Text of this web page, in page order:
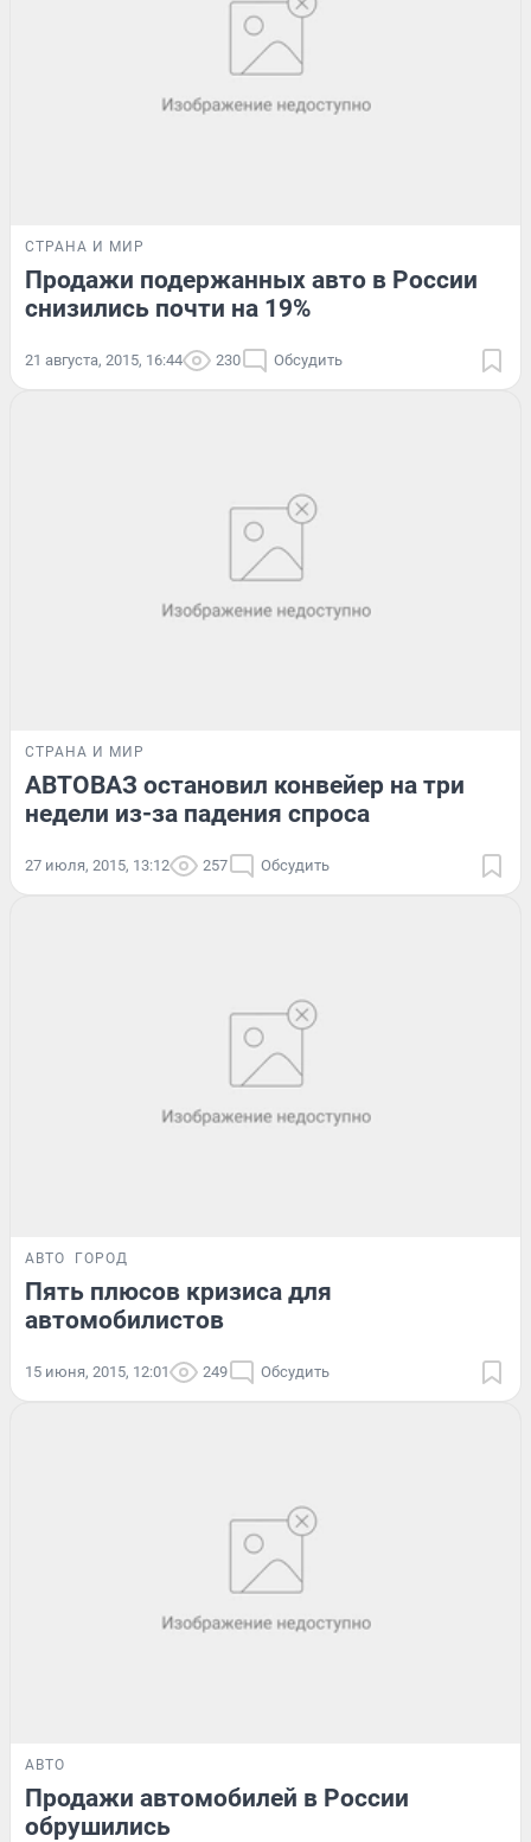
СТРАНА И МИР
Продажи подержанных авто в России
снизились почти на 19%
21 августа, 2015, 16:44 230 Обсудить
СТРАНА И МИР
АВТОВАЗ остановил конвейер на три
недели из-за падения спроса
27 июля, 2015, 13:12 257 Обсудить
АВТО ГОРОД
Пять плюсов кризиса для
автомобилистов
15 июня, 2015, 12:01 249 Обсудить
АВТО
Продажи автомобилей в России
обрушились